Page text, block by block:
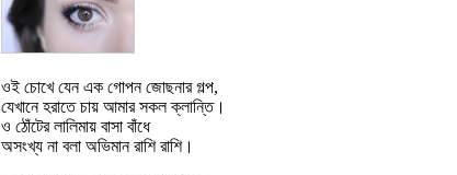
ওই চোখে যেন এক গোপন জোছনার গল্প,
যেখানে হরাতে চায় আমার সকল ক্লান্তি।
ও ঠোঁটের লালিমায় বাসা বাঁধে
অসংখ্য না বলা অভিমান রাশি রাশি।